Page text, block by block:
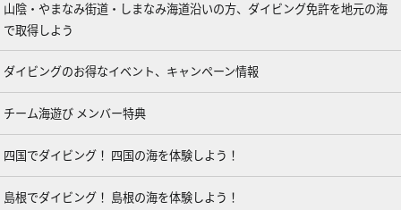
山陰・やまなみ街道・しまなみ海道沿いの方、ダイビング免許を地元の海
で取得しよう
ダイビングのお得なイベント、キャンペーン情報
チーム海遊び メンバー特典
四国でダイビング！ 四国の海を体験しよう！
島根でダイビング！ 島根の海を体験しよう！